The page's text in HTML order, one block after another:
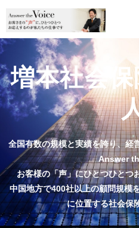
増本社会
全国有数の規模と実績を誇り、経
Answer
お客様の「声」にひとつひとつ
中国地方で400社以上の顧問規模
に位置する社会保